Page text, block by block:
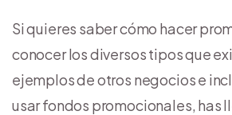
Si quieres saber cómo hacer
conocer los diversos tipos que
ejemplos de otros negocios e
usar fondos promocionales, has